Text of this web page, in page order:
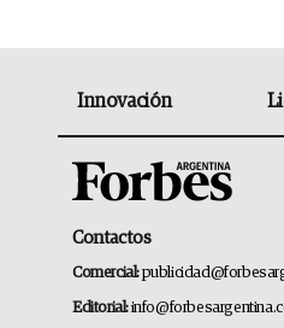
Innovación
Contactos
Comercial:
Editorial: